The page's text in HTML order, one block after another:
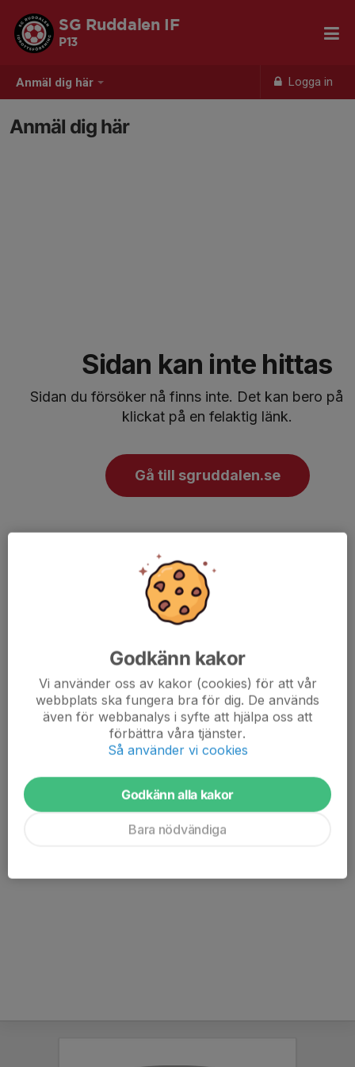
Anmäl dig här Logga in
SG Ruddalen IF
P13
Anmäl dig här
Godkänn kakor
Vi använder oss av kakor (cookies) för att vår
webbplats ska fungera bra för dig. De används
även för webbanalys i syfte att hjälpa oss att
förbättra våra tjänster.
Så använder vi cookies
Godkänn alla kakor
Bara nödvändiga